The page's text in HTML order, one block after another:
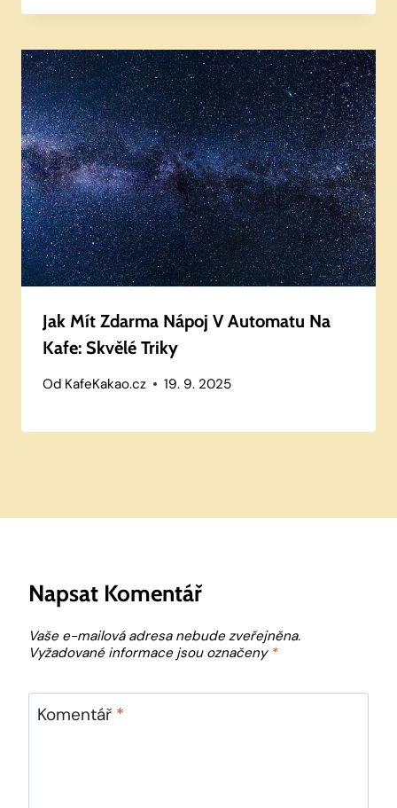
Jak Mít Zdarma Nápoj V Automatu Na
Kafe: Skvělé Triky
Od KafeKakao.cz 19. 9. 2025
Napsat Komentář
Vaše e-mailová adresa nebude zveřejněna.
Vyžadované informace jsou označeny *
Komentář *